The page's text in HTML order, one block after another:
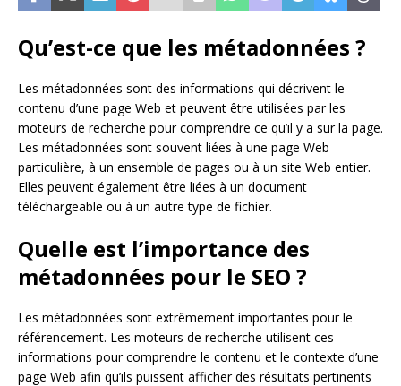
Qu’est-ce que les métadonnées ?
Les métadonnées sont des informations qui décrivent le
contenu d’une page Web et peuvent être utilisées par les
moteurs de recherche pour comprendre ce qu’il y a sur la page.
Les métadonnées sont souvent liées à une page Web
particulière, à un ensemble de pages ou à un site Web entier.
Elles peuvent également être liées à un document
téléchargeable ou à un autre type de fichier.
Quelle est l’importance des
métadonnées pour le SEO ?
Les métadonnées sont extrêmement importantes pour le
référencement. Les moteurs de recherche utilisent ces
informations pour comprendre le contenu et le contexte d’une
page Web afin qu’ils puissent afficher des résultats pertinents